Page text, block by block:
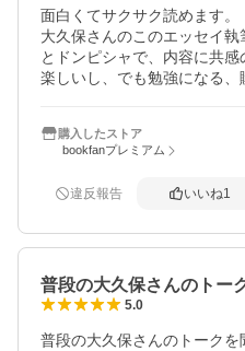
面白くてサクサク読めます。
大久保さんのこのエッセイ
とドンピシャで、内容に共感
楽しいし、でも勉強になる、
購入したストア
bookfanプレミアム
違反報告 いいね1
普段の大久保さんのトー
5.0
普段の大久保さんのトーク